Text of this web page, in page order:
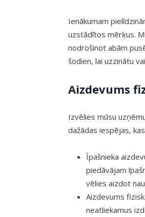
Ienākumam
uzstādītos mērķus.
nodrošinot abām
šodien, lai uzzinātu
Aizdevums
Izvēlies mūsu
dažādas iespējas,
Īpašnieka
piedāvājam
vēlies aizdot
Aizdevums
neatliekamus